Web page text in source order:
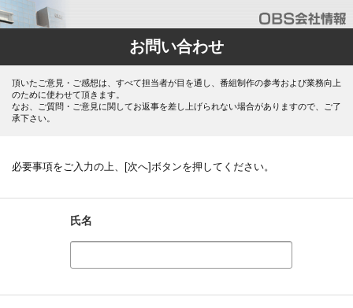
お問い合わせ
頂いたご意見・ご感想は、すべて担当者が目を通し、番組制作の参考および業務向上
のために使わせて頂きます。
なお、ご質問・ご意見に関してお返事を差し上げられない場合がありますので、ご了
承下さい。
必要事項をご入力の上、[次へ]ボタンを押してください。
氏名